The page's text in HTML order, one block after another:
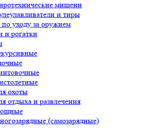
мишени
и тиры
по уходу за оружием
и рогатки
охоты
отдыха и развлечения
(самозарядные)